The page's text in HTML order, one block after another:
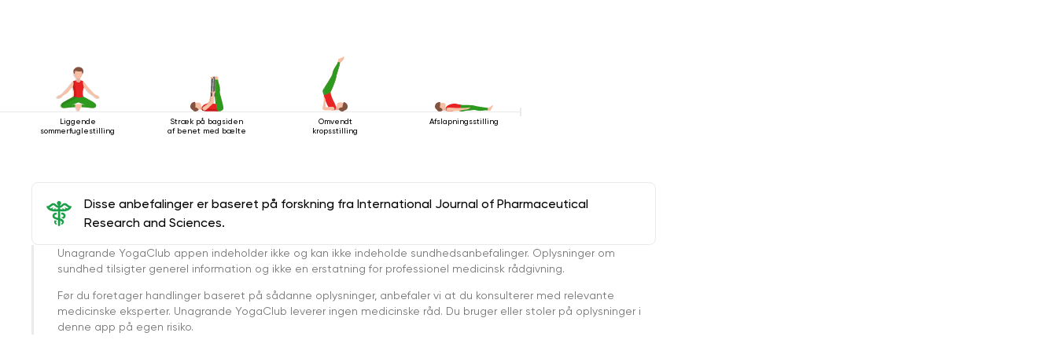
Liggende
sommerfuglestilling
Stræk på bagsiden
af ​​benet med bælte
Omvendt
kropsstilling
Afslapningsstilling
Disse anbefalinger er baseret på forskning fra International Journal of Pharmaceutical
Research and Sciences.
Unagrande YogaClub appen indeholder ikke og kan ikke indeholde sundhedsanbefalinger. Oplysninger om
sundhed tilsigter generel information og ikke en erstatning for professionel medicinsk rådgivning.
Før du foretager handlinger baseret på sådanne oplysninger, anbefaler vi at du konsulterer med relevante
medicinske eksperter. Unagrande YogaClub leverer ingen medicinske råd. Du bruger eller stoler på oplysninger i
denne app på egen risiko.